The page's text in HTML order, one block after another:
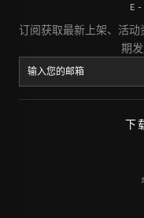
订阅获取最新上架、活
期
下